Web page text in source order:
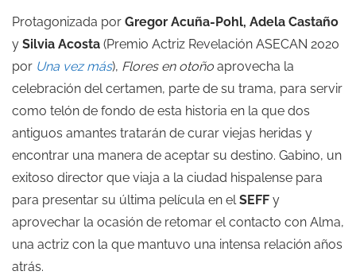
Protagonizada por Gregor Acuña-Pohl, Adela Castaño
y Silvia Acosta (Premio Actriz Revelación ASECAN 2020
por Una vez más), Flores en otoño aprovecha la
celebración del certamen, parte de su trama, para servir
como telón de fondo de esta historia en la que dos
antiguos amantes tratarán de curar viejas heridas y
encontrar una manera de aceptar su destino. Gabino, un
exitoso director que viaja a la ciudad hispalense para
para presentar su última película en elSEFF y
aprovechar la ocasión de retomar el contacto con Alma,
una actriz con la que mantuvo una intensa relación años
atrás.